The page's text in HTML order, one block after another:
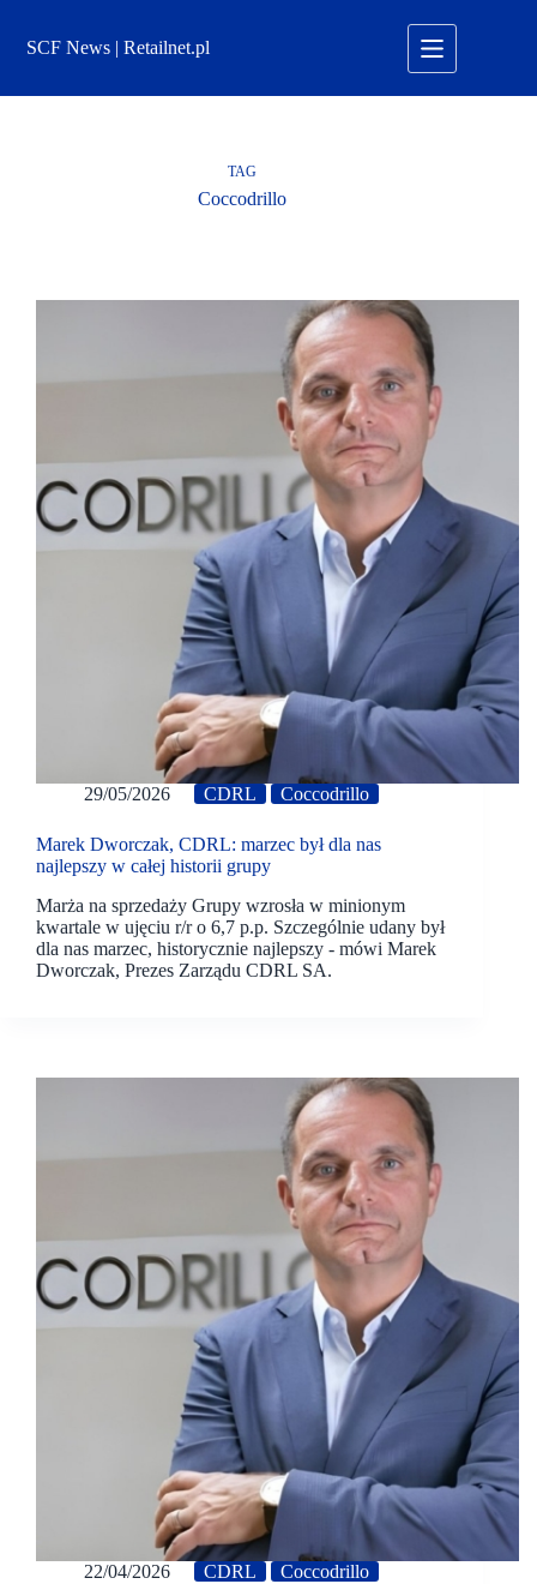
treściSCF News | Retailnet.pl
TAG
Coccodrillo
29/05/2026 CDRL Coccodrillo
Marek Dworczak, CDRL: marzec był dla nas
najlepszy w całej historii grupy
Marża na sprzedaży Grupy wzrosła w minionym
kwartale w ujęciu r/r o 6,7 p.p. Szczególnie udany był
dla nas marzec, historycznie najlepszy - mówi Marek
Dworczak, Prezes Zarządu CDRL SA.
22/04/2026 CDRL Coccodrillo